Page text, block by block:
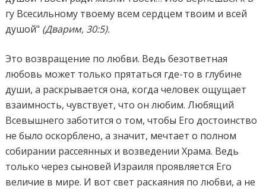
гу Всесильному твоему всем сердцем твоим и всей
душой" (Дварим, 30:5).
Это возвращение по любви. Ведь безответная
любовь может только прятаться где-то в глубине
души, а раскрывается она, когда человек ощущает
взаимность, чувствует, что он любим. Любящий
Всевышнего заботится о том, чтобы Его достоинство
не было оскорблено, а значит, мечтает о полном
собирании рассеянных и возведении Храма. Ведь
только через сыновей Израиля проявляется Его
величие в мире. И вот свет раскаяния по любви, а не